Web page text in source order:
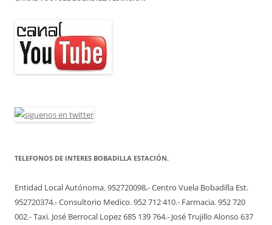
TELEFONOS DE INTERES BOBADILLA ESTACIÓN.
Entidad Local Autónoma. 952720098,- Centro Vuela Bobadilla Est.
952720374.- Consultorio Medico. 952 712 410.- Farmacia. 952 720
002.- Taxi. José Berrocal Lopez 685 139 764.- José Trujillo Alonso 637